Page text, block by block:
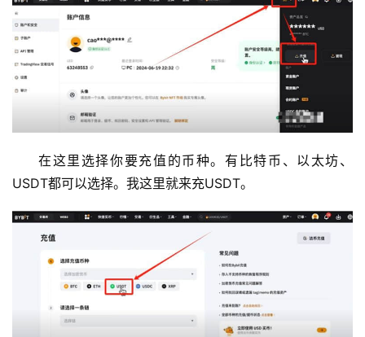
在这里选择你要充值的币种。有比特币、以太坊、
USDT都可以选择。我这里就来充USDT。